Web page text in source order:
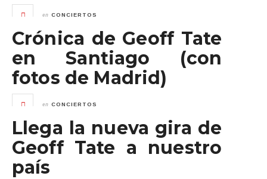
en CONCIERTOS
Crónica de Geoff Tate
en Santiago (con
fotos de Madrid)
en CONCIERTOS
Llega la nueva gira de
Geoff Tate a nuestro
país